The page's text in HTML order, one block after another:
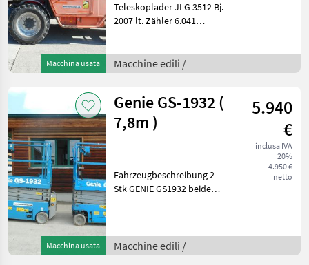
Macchina usata
Teleskoplader JLG 3512 Bj.
2007 lt. Zähler 6.041
Powershiftgetriebe! - incl.
Gabel - mech. Schnellwe
Macchine edili /
Macchina usata
Genie GS-1932 (
7,8m )
5.940
€
inclusa IVA
20%
4.950 €
netto
Fahrzeugbeschreibung 2
Stk GENIE GS1932 beide
Zähler 321 Stunden ca.
1.500 KG E
Macchine edili /